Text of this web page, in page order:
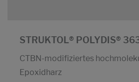
STRUKTOL® POLYDIS®
CTBN-modifiziertes
Epoxidharz